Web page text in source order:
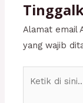
Alamat email
yang wajib